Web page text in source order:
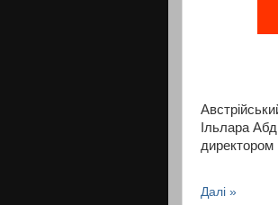
Ільлара
директором
Далі »